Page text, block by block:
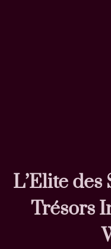
L’Elite des
Trésors